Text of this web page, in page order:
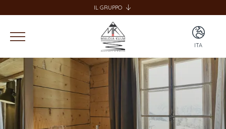
IL GRUPPO
SPECIALE GROUP
SPECIALE HOME
HOTEL BERNINA HOSPIZ
CHALET SPECIALE
SPECIALE SKI SCHOOL
ITA
ITA
DEU